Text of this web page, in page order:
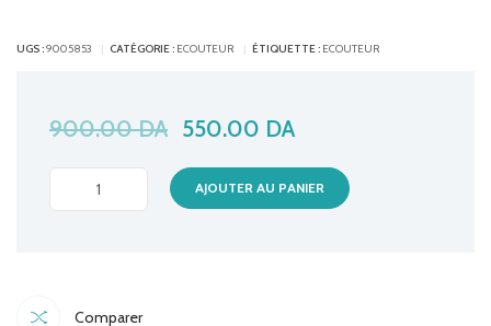
UGS :9005853 CATÉGORIE : ECOUTEUR ÉTIQUETTE : ECOUTEUR
900.00DA 550.00 DA
ECOUTEUR
AWEI
AJOUTER AU PANIER
Comparer